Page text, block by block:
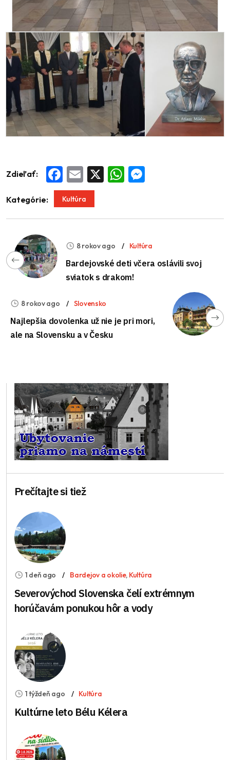
Zdieľať: Facebook
Email WhatsApp
Kategórie: Kultúra
8 rokov ago Kultúra
Bardejovské deti včera oslávili svoj
sviatok s drakom!
8 rokov ago Slovensko
Najlepšia dovolenka už nie je pri mori,
ale na Slovensku a v Česku
Prečítajte si tiež
1 deň ago Bardejov a okolie, Kultúra
Severovýchod Slovenska čelí extrémnym
horúčavám ponukou hôr a vody
1 týždeň ago Kultúra
Kultúrne leto Bélu Kélera